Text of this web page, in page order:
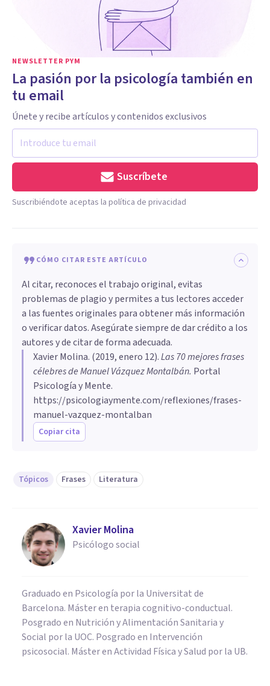
NEWSLETTER PYM
La pasión por la psicología también en
tu email
Únete y recibe artículos y contenidos exclusivos
Suscríbete
Suscribiéndote aceptas la política de privacidad
CÓMO CITAR ESTE ARTÍCULO
Al citar, reconoces el trabajo original, evitas
problemas de plagio y permites a tus lectores acceder
a las fuentes originales para obtener más información
o verificar datos. Asegúrate siempre de dar crédito a los
autores y de citar de forma adecuada.
Xavier Molina. (2019, enero 12).Las 70 mejores frases
célebres de Manuel Vázquez Montalbán. Portal
Psicología y Mente.
https://psicologiaymente.com/reflexiones/frases-
manuel-vazquez-montalban
Copiar cita
Tópicos Frases Literatura
Xavier Molina
Psicólogo social
Graduado en Psicología por la Universitat de
Barcelona. Máster en terapia cognitivo-conductual.
Posgrado en Nutrición y Alimentación Sanitaria y
Social por la UOC. Posgrado en Intervención
psicosocial. Máster en Actividad Física y Salud por la UB.